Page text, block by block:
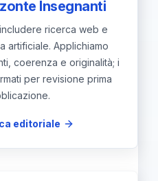
Insegnanti
ricerca web e
artificiale. Applichiamo
coerenza e originalità; i
per revisione prima
editoriale